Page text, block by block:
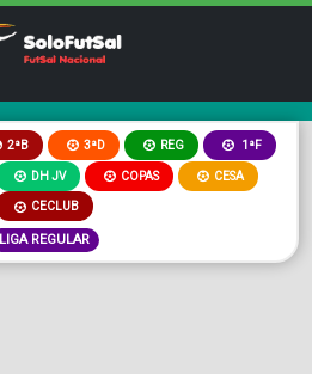
2ªB 3ªD REG 1ªF
DH JV COPAS CESA
CECLUB
LIGA REGULAR